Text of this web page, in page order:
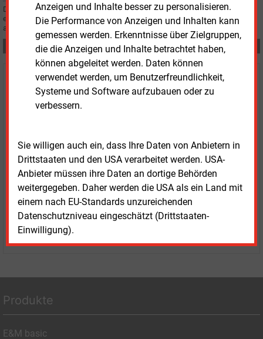
Anzeigen und Inhalte besser zu personalisieren.
Die Performance von Anzeigen und Inhalten kann
gemessen werden. Erkenntnisse über Zielgruppen,
die die Anzeigen und Inhalte betrachtet haben,
können abgeleitet werden. Daten können
verwendet werden, um Benutzerfreundlichkeit,
Systeme und Software aufzubauen oder zu
verbessern.
Sie willigen auch ein, dass Ihre Daten von Anbietern in
Drittstaaten und den USA verarbeitet werden. USA-
Anbieter müssen ihre Daten an dortige Behörden
weitergegeben. Daher werden die USA als ein Land mit
einem nach EU-Standards unzureichenden
Datenschutzniveau eingeschätzt (Drittstaaten-
Einwilligung).
Die Energieversorgung Offenbach schließt das Geschäftsjahr 2024 mit
einem Überschuss von 27 Millionen Euro ab. Die Dividende fällt schmäler
aus als im Vorjahr.
Teilen:
Haben Sie Interesse an Content oder
Mehrfachzugängen für Ihr Unternehmen?
E&M-Inhalten oder den verschiedenen Abonnement-
Paketen haben.
Das E&M-Vertriebsteam freut sich unter Tel. 08152 / 93
11-77 oder untervertrieb@energie-und-management.de
über Ihre Anfrage.
WEITERE INFORMATIONEN
Produkte
E&M basic